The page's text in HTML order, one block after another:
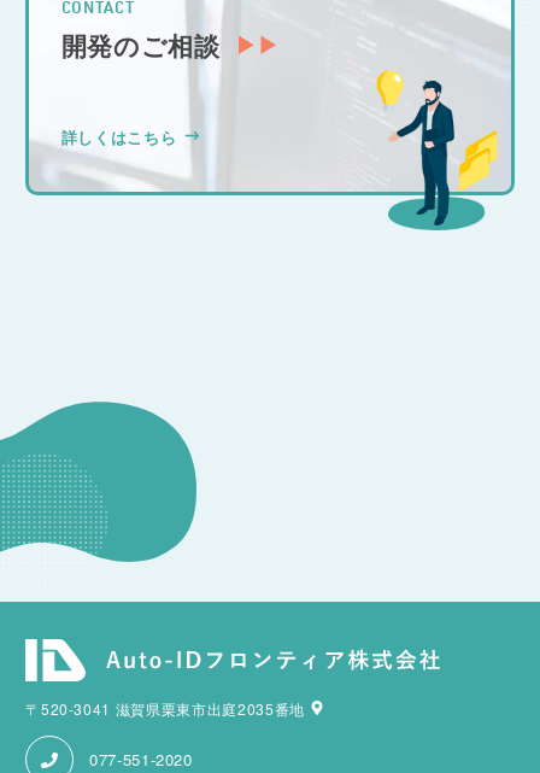
CONTACT
開発のご相談
詳しくはこちら
〒520-3041 滋賀県栗東市出庭2035番地
077-551-2020